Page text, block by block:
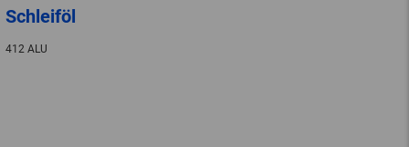
Schleiföl
412 ALU